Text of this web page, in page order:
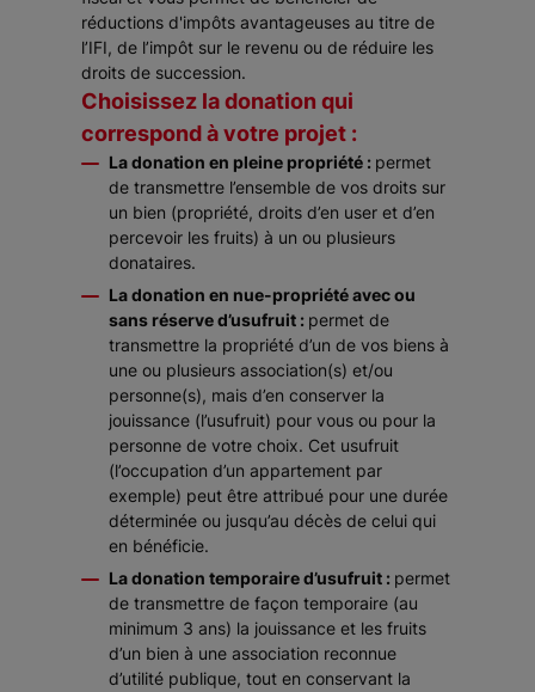
réductions d'impôts avantageuses au titre de
l’IFI, de l’impôt sur le revenu ou de réduire les
droits de succession.
Choisissez la donation qui
correspond à votre projet :
La donation en pleine propriété : permet
de transmettre l’ensemble de vos droits sur
un bien (propriété, droits d’en user et d’en
percevoir les fruits) à un ou plusieurs
donataires.
La donation en nue-propriété avec ou
sans réserve d’usufruit : permet de
transmettre la propriété d’un de vos biens à
une ou plusieurs association(s) et/ou
personne(s), mais d’en conserver la
jouissance (l’usufruit) pour vous ou pour la
personne de votre choix. Cet usufruit
(l’occupation d’un appartement par
exemple) peut être attribué pour une durée
déterminée ou jusqu’au décès de celui qui
en bénéficie.
La donation temporaire d’usufruit : permet
de transmettre de façon temporaire (au
minimum 3 ans) la jouissance et les fruits
d’un bien à une association reconnue
d’utilité publique, tout en conservant la